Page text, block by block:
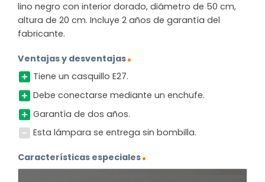
lino negro con interior dorado, diámetro de 50 cm,
altura de 20 cm. Incluye 2 años de garantía del
fabricante.
Ventajas y desventajas
Tiene un casquillo E27.
Debe conectarse mediante un enchufe.
Garantía de dos años.
Esta lámpara se entrega sin bombilla.
Características especiales